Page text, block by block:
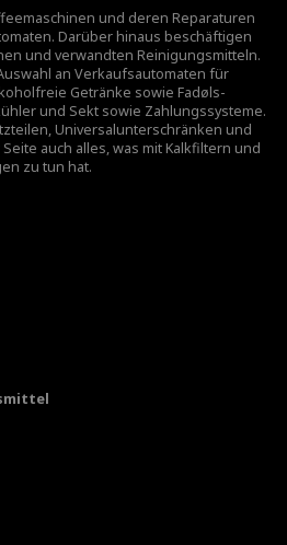
und deren Reparaturen
Darüber hinaus beschäftigen
und verwandten Reinigungsmitteln.
an Verkaufsautomaten für
Getränke sowie Fadøls-
und Sekt sowie Zahlungssysteme.
Universalunterschränken und
auch alles, was mit Kalkfiltern und
zu tun hat.